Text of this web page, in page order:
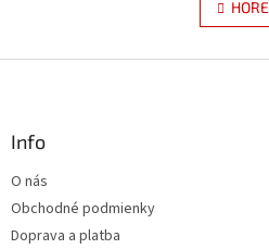
l
á
n
k
v
HORE
Info
O nás
Obchodné podmienky
Doprava a platba